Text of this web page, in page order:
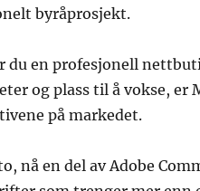
byråprosjekt.
du en profesjonell
og plass til å vokse, er
på markedet.
nå en del av Adobe